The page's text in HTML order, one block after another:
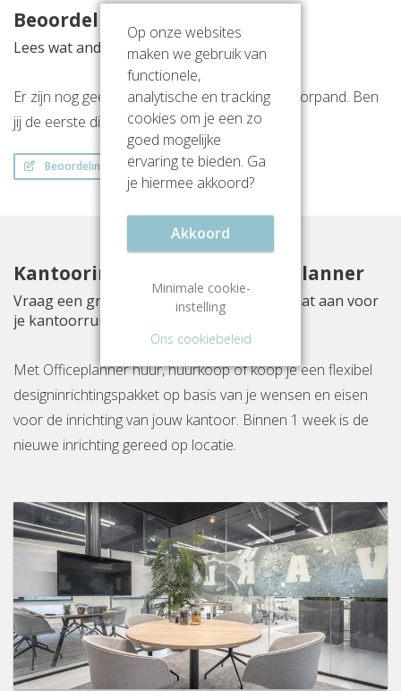
Beoordelingen
Lees wat anderen vinden van deze locatie
Er zijn nog geen beoordelingen over dit kantoorpand. Ben
jij de eerste die een beoordeling achterlaat?
Beoordeling schrijven
Kantoorinrichting met Officeplanner
Vraag een gratis inrichtingsvoorstel op maat aan voor
je kantoorruimte aan Boerhaavelaan 40
Met Officeplanner huur, huurkoop of koop je een flexibel
designinrichtingspakket op basis van je wensen en eisen
voor de inrichting van jouw kantoor. Binnen 1 week is de
nieuwe inrichting gereed op locatie.
Op onze websites
maken we gebruik van
functionele,
analytische en tracking
cookies om je een zo
goed mogelijke
ervaring te bieden. Ga
je hiermee akkoord?
Akkoord
Minimale cookie-
instelling
Ons cookiebeleid